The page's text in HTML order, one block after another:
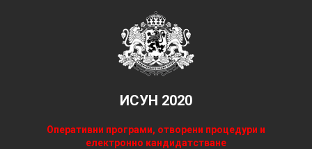
ИСУН 2020
Оперативни програми, отворени процедури и
електронно кандидатстване